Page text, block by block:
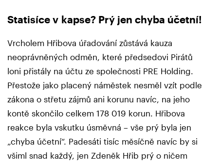
Statisíce v kapse? Prý jen chyba účetní!
Vrcholem Hřibova úřadování zůstává kauza
neoprávněných odměn, které předsedovi Pirátů
loni přistály na účtu ze společnosti PRE Holding.
Přestože jako placený náměstek nesměl vzít podle
zákona o střetu zájmů ani korunu navíc, na jeho
kontě skončilo celkem 178 019 korun. Hřibova
reakce byla vskutku úsměvná – vše prý byla jen
„chyba účetní“. Padesáti tisíc měsíčně navíc by si
všiml snad každý, jen Zdeněk Hřib prý o ničem